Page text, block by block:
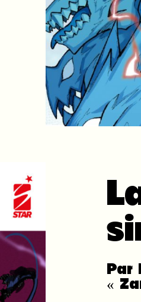
Par
«